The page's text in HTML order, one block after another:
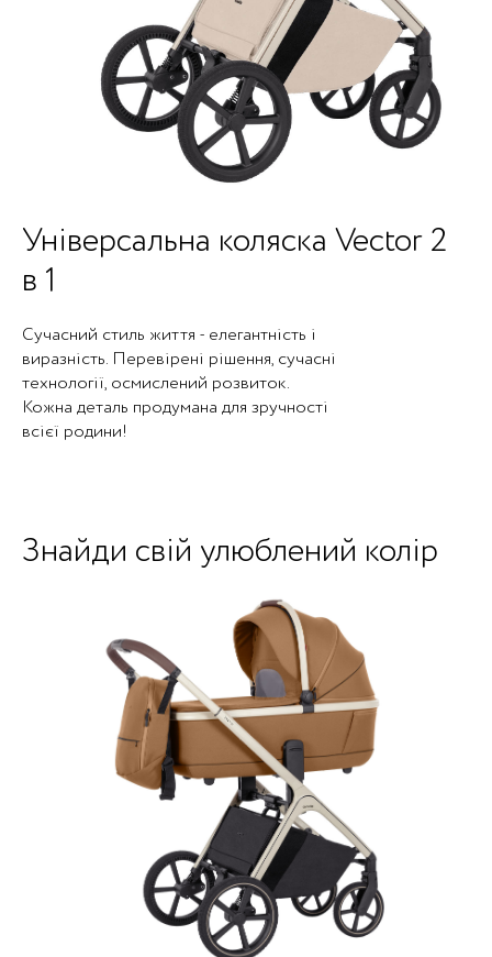
Універсальна коляска Vector 2
в 1
Сучасний стиль життя - елегантність і
виразність. Перевірені рішення, сучасні
технології, осмислений розвиток.
Кожна деталь продумана для зручності
всієї родини!
Знайди свій улюблений колір